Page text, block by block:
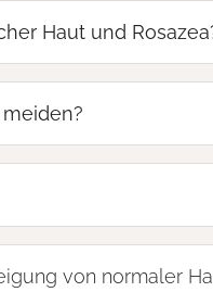
Haut und
von normaler